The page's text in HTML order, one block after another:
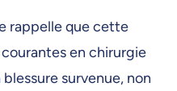
rappelle que cette
courantes en chirurgie
survenue, non